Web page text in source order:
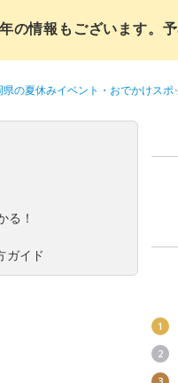
情報もございます。予
県の夏休みイベント・おでかけスポ
る！
ガイド
1
2